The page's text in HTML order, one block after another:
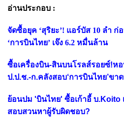
อ่านประกอบ :
จัดซื้อยุค ‘สุริยะ’! แอร์บัส 10 ลำ ก่
‘การบินไทย’ เจ๊ง 6.2 หมื่นล้าน
ซื้อเครื่องบิน-สินบนโรลส์รอยซ์!ห
ป.ป.ช.-ก.คลังสอบ‘การบินไทย’ขา
ย้อนปม 'บินไทย' ซื้อเก้าอี้ บ.Koito
สอบสวนหาผู้รับผิดชอบ?